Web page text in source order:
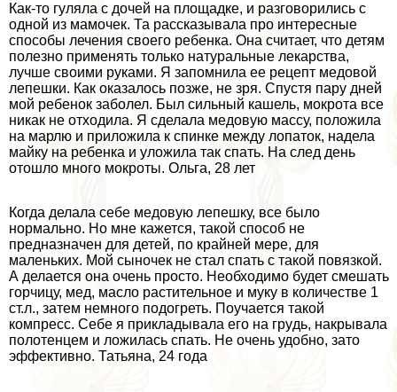
Как-то гуляла с дочей на площадке, и разговорились с
одной из мамочек. Та рассказывала про интересные
способы лечения своего ребенка. Она считает, что детям
полезно применять только натуральные лекарства,
лучше своими руками. Я запомнила ее рецепт медовой
лепешки. Как оказалось позже, не зря. Спустя пару дней
мой ребенок заболел. Был сильный кашель, мокрота все
никак не отходила. Я сделала медовую массу, положила
на марлю и приложила к спинке между лопаток, надела
майку на ребенка и уложила так спать. На след день
отошло много мокроты. Ольга, 28 лет
Когда делала себе медовую лепешку, все было
нормально. Но мне кажется, такой способ не
предназначен для детей, по крайней мере, для
маленьких. Мой сыночек не стал спать с такой повязкой.
А делается она очень просто. Необходимо будет смешать
горчицу, мед, масло растительное и муку в количестве 1
ст.л., затем немного подогреть. Поучается такой
компресс. Себе я прикладывала его на гpyдь, накрывала
полотенцем и ложилась спать. Не очень удобно, зато
эффективно. Татьяна, 24 года